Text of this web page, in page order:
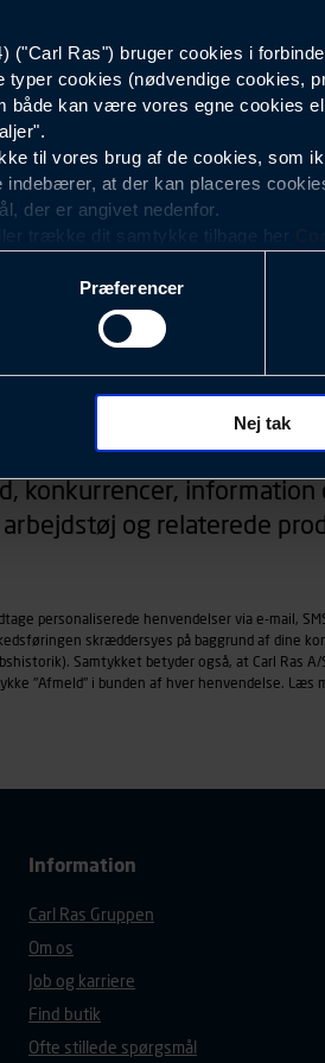
("Carl Ras") bruger cookies i
typer cookies (nødvendige cookies,
både kan være vores egne cookies
til vores brug af de cookies, som
indebærer, at der kan placeres
der er angivet nedenfor.
trække dit samtykke tilbage her
med det formål at optimere
analyser af, hvilke oplysninger der
hvad der klikkes på, sider/indhold
(computer, smartphone mv.) samt de
sig på. Til dette formål
af vores platforme (hjemmeside og
browsertype, søgeord, IP-
der anvendes.
Præferencer
Nej tak
konkurrencer,
arbejdstøj og relaterede
personaliserede henvendelser via e-mail,
skræddersyes på baggrund af dine
Samtykket betyder også, at Carl Ras
"Afmeld" i bunden af hver henvendelse. Læs
Information
Carl Ras Gruppen
Om os
Job og karriere
Find butik
Ofte stillede spørgsmål